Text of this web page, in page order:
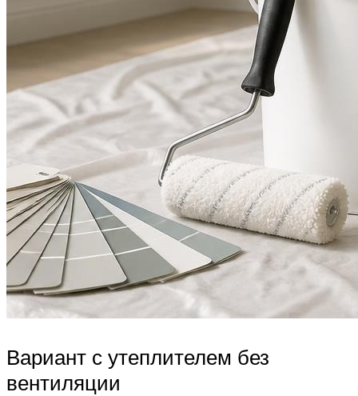
Вариант с утеплителем без
вентиляции